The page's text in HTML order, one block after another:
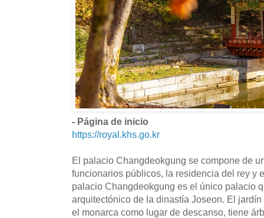
- Página de inicio
https://royal.khs.go.kr
El palacio Changdeokgung se compone de
funcionarios públicos, la residencia del rey y
palacio Changdeokgung es el único palacio
arquitectónico de la dinastía Joseon. El
el monarca como lugar de descanso, tiene